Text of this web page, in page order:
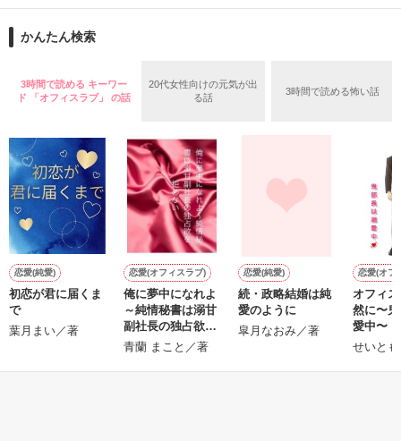
2026.6.5～2026.7.25
＊以前、公開していた話の改稿版です＊
作品を読む
ションの企画戦略室で働いている。
めた、同期で恋人の石垣守（26）がいるのだが、後輩の姫原由
いた。
守と由羅から『便利屋雛子』と馬鹿にされ、一人こっそり泣い
た上、同居まで提案してきて──？
鷹哉『宜しくな、俺の雛子』🦅
雛子『俺の……ひぃ、雛子？！！！』🐥
シゴデキで冷徹な上司が見せる素顔は、なぜか想像以上に甘く
て……🐥💓🦅
※表紙も作中使用の画像も全てフリー素材です。
※執筆期間2026.6.3〜7.20完結です。
※他サイトさんにて恋愛トレンド1位でした〜良かったら読ん
で頂けると嬉しいです。
かんたん検索
3時間で読める キーワー
ド 「オフィスラブ」 の話
20代女性向けの元気が出
る話
3時間で読める怖い話
恋愛(純愛)
初恋が君に届くま
で
葉月まい／著
恋愛(オフィスラブ)
俺に夢中になれよ
～純情秘書は溺甘
副社長の独占欲を
拒めない
青蘭 まこと／著
恋愛(純愛)
続・政略結婚は純
愛のように
皐月なおみ／著
恋愛(オフ
オフィ
然に〜
愛中〜
せいと
･